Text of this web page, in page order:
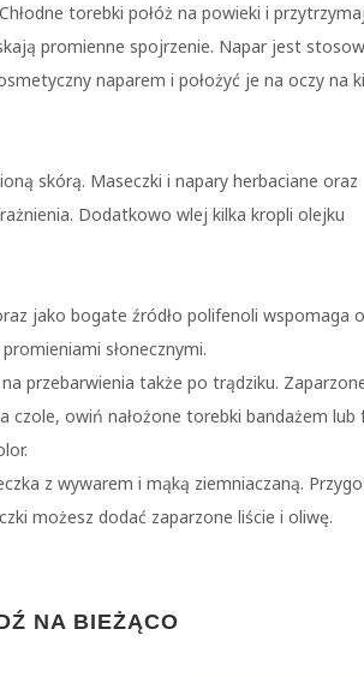
torebki połóż na powieki i
promienne spojrzenie. Napar jest
naparem i położyć je na oczy na
skórą. Maseczki i napary herbaciane oraz
Dodatkowo wlej kilka kropli olejku
jako bogate źródło polifenoli wspomaga
słonecznymi.
przebarwienia także po trądziku.
czole, owiń nałożone torebki bandażem lub
z wywarem i mąką ziemniaczaną.
możesz dodać zaparzone liście i oliwę.
NA BIEŻĄCO